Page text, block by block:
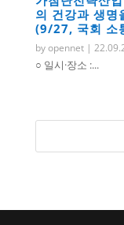
의 건강과 생명
(9/27, 국회 소
byopennet|
○ 일시·장소 :...